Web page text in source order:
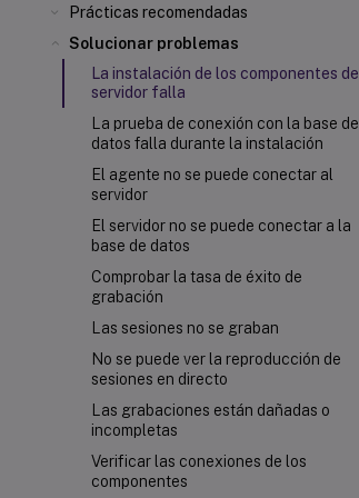
Prácticas recomendadas
Solucionar problemas
La instalación de los componentes de
servidor falla
La prueba de conexión con la base de
datos falla durante la instalación
El agente no se puede conectar al
servidor
El servidor no se puede conectar a la
base de datos
Comprobar la tasa de éxito de
grabación
Las sesiones no se graban
No se puede ver la reproducción de
sesiones en directo
Las grabaciones están dañadas o
incompletas
Verificar las conexiones de los
componentes